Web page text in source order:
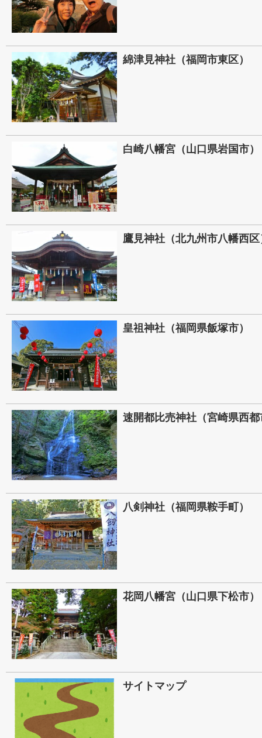
綿津見神社（福岡市東区）
白崎八幡宮（山口県岩国市）
鷹見神社（北九州市八幡西区
皇祖神社（福岡県飯塚市）
速開都比売神社（宮崎県西
八剣神社（福岡県鞍手町）
花岡八幡宮（山口県下松市）
サイトマップ